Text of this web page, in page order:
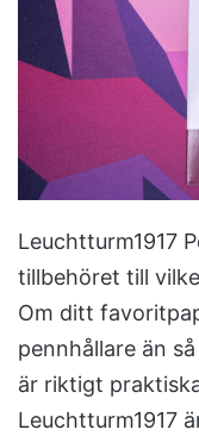
e
a
Leuchtturm1917
tillbehöret till
Om ditt
pennhållare än
är riktigt
Leuchtturm1917